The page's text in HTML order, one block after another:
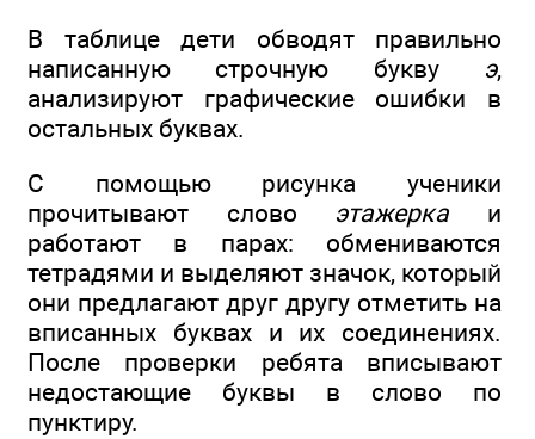
В таблице дети обводят правильно
написанную строчную букву э,
анализируют графические ошибки в
остальных буквах.
С помощью рисунка ученики
прочитывают слово этажерка и
работают в парах: обмениваются
тетрадями и выделяют значок, который
они предлагают друг другу отметить на
вписанных буквах и их соединениях.
После проверки ребята вписывают
недостающие буквы в слово по
пунктиру.